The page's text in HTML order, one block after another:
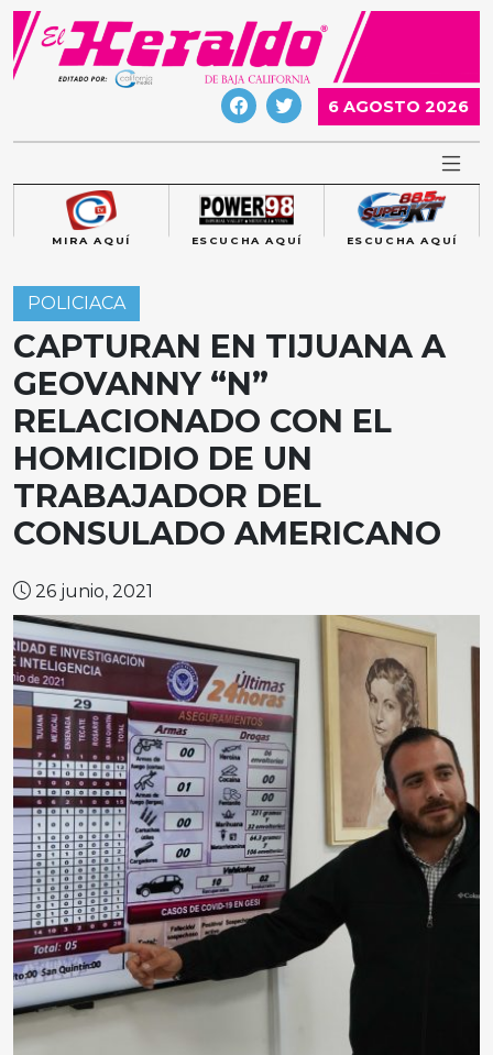
Skip
content
6 AGOSTO 2026
MIRA AQUÍ ESCUCHA AQUÍ ESCUCHA AQUÍ
POLICIACA
CAPTURAN EN TIJUANA A
GEOVANNY “N”
RELACIONADO CON EL
HOMICIDIO DE UN
TRABAJADOR DEL
CONSULADO AMERICANO
26 junio, 2021